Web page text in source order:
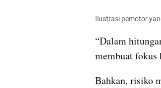
Ilustrasi pemotor
“Dalam
membuat fokus
Bahkan, risiko